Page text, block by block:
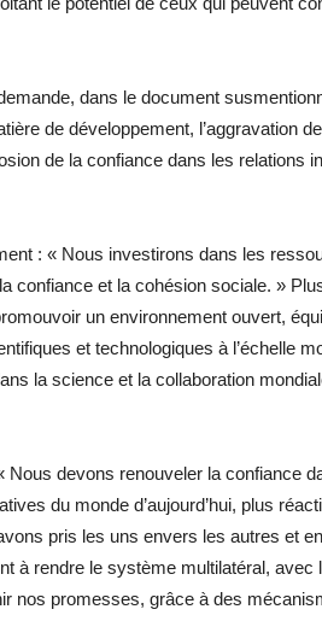
dans le document
de développement, l’aggravation
de la confiance dans les relations
: « Nous investirons dans les
confiance et la cohésion sociale. »
un environnement ouvert,
et technologiques à l’échelle
la science et la collaboration
Nous devons renouveler la confiance
du monde d’aujourd’hui, plus
pris les uns envers les autres et
à rendre le système multilatéral, avec
nos promesses, grâce à des